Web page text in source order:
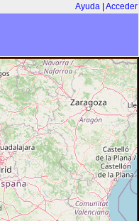
Ayuda Acceder